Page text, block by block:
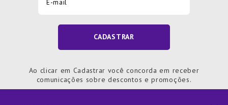
CADASTRAR
Ao clicar em Cadastrar você concorda em receber
comunicações sobre descontos e promoções.